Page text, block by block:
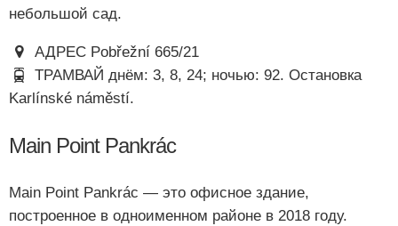
небольшой сад.
АДРЕС Pobřežní 665/21
ТРАМВАЙ днём: 3, 8, 24; ночью: 92. Остановка
Karlínské náměstí.
Main Point Pankrác
Main Point Pankrác — это офисное здание,
построенное в одноименном районе в 2018 году.